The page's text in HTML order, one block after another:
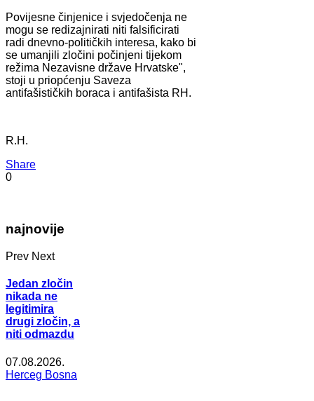
Povijesne činjenice i svjedočenja ne
mogu se redizajnirati niti falsificirati
radi dnevno-političkih interesa, kako bi
se umanjili zločini počinjeni tijekom
režima Nezavisne države Hrvatske",
stoji u priopćenju Saveza
antifašističkih boraca i antifašista RH.
R.H.
Share
0
najnovije
Prev Next
Jedan zločin
nikada ne
legitimira
drugi zločin, a
niti odmazdu
07.08.2026.
Herceg Bosna